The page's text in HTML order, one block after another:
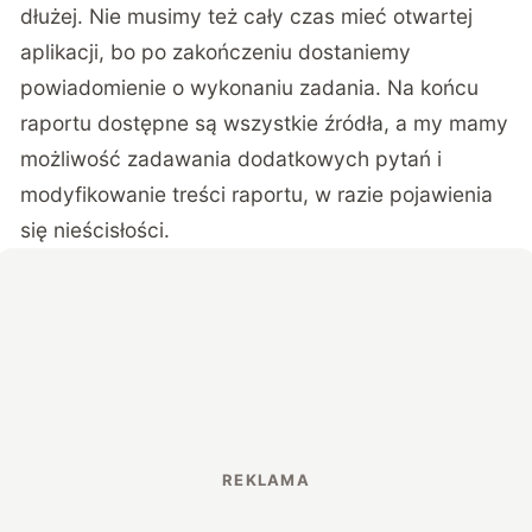
dłużej. Nie musimy też cały czas mieć otwartej
aplikacji, bo po zakończeniu dostaniemy
powiadomienie o wykonaniu zadania. Na końcu
raportu dostępne są wszystkie źródła, a my mamy
możliwość zadawania dodatkowych pytań i
modyfikowanie treści raportu, w razie pojawienia
się nieścisłości.